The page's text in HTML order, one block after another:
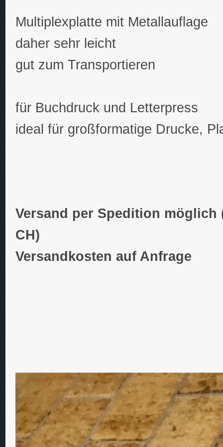
Multiplexplatte mit Metallauflage
daher sehr leicht
gut zum Transportieren
für Buchdruck und Letterpress
ideal für großformatige Drucke,
Versand per Spedition möglich
CH)
Versandkosten auf Anfrage